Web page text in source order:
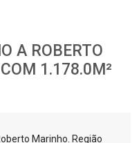
A ROBERTO
1.178.0M²
Marinho. Região